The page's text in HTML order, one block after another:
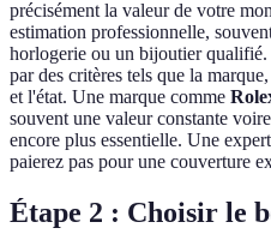
précisément la valeur de votre
estimation professionnelle,
horlogerie ou un bijoutier
par des critères tels que la
et l'état. Une marque comme
souvent une valeur constante
encore plus essentielle. Une
paierez pas pour une couverture
Étape 2 : Choisir le